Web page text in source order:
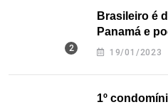
Brasileiro é
Panamá e
nos EUA
19/01/2023
1º